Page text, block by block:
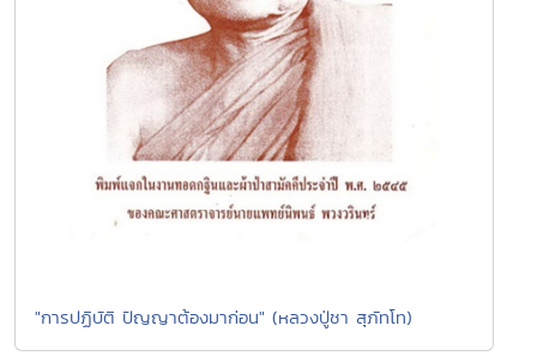
"การปฏิบัติ ปัญญาต้องมาก่อน" (หลวงปู่ชา สุภัทโท)